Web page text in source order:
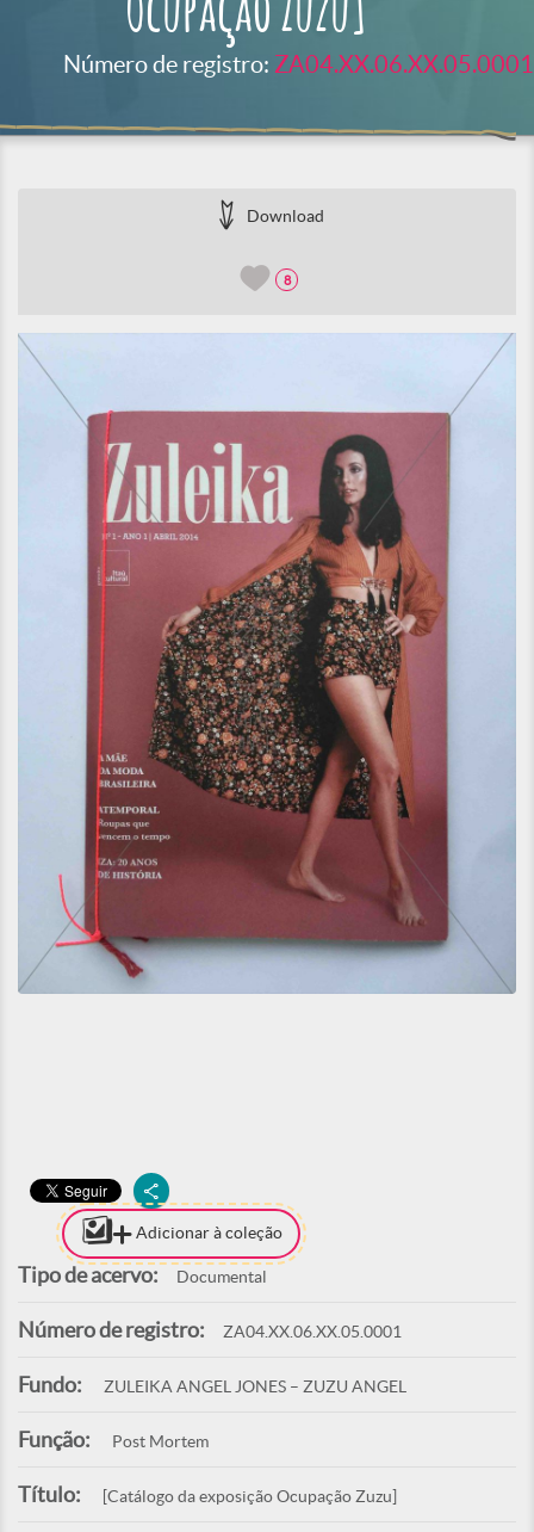
Ocupação Zuzu]
Número de registro: ZA04.XX.06.XX.05.0001
Download
8
Adicionar à coleção
Tipo de acervo: Documental
Número de registro: ZA04.XX.06.XX.05.0001
Fundo: ZULEIKA ANGEL JONES – ZUZU ANGEL
Função: Post Mortem
Título: [Catálogo da exposição Ocupação Zuzu]